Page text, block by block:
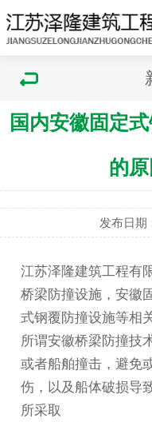
国内安徽固定
的
发布日期
江苏泽隆建筑工程有
桥梁防撞设施 ，安徽
式钢覆防撞设施等相
所谓安徽桥梁防撞技
或者船舶撞击，避免
伤，以及船体破损导
所采取